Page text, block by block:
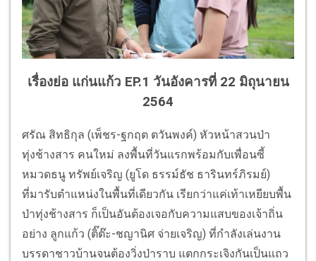
เรื่องย่อ แก่นแก้ว EP.1 วันอังคารที่ 22 มิถุนายน
2564
ศรัณ สิทธิกุล (เพ็ชร-ฐกฤต ตวันพงค์) หัวหน้าสวนป่า
ทุ่งช้างสาร คนใหม่ ลงพื้นที่วันแรกพร้อมกับเพื่อนซี้
หมวดธนู ทรัพย์เจริญ (ยูโด ธรรม์ธัช ธารินทร์ภิรมย์)
ที่มารับตำแหน่งในพื้นที่เดียวกัน เรียกว่าแค่เท้าเหยียบพื้น
ป่าทุ่งช้างสาร ก็เป็นอันต้องเจอกับความแสบของเจ้าถิ่น
อย่าง ลูกแก้ว (ติ๊ต๊ะ-ชญานิศ จ่ายเจริญ) ที่กำลังเล่นงาน
บรรดาชาวบ้านจนต้องวิ่งป่าราบ แตกกระเจิงกันเป็นแถว